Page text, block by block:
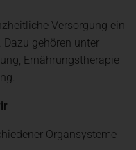
Versorgung ein
gehören unter
Ernährungstherapie
Organsysteme